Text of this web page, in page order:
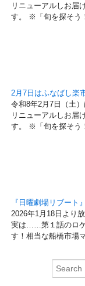
リニューアルしお届
す。 ※「旬を探そう
2月7日はふなばし楽
令和8年2月7日（土
リニューアルしお届
す。 ※「旬を探そう
『日曜劇場リブート
2026年1月18日より
実は……第１話のロケ
す！相当な船橋市場